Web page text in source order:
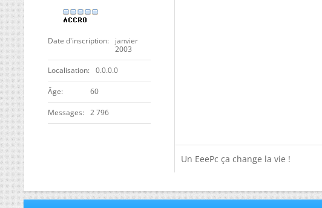
Date d'inscription
janvier
2003
Localisation 0.0.0.0
ge 60
Messages 2 796
Un EeePc ça change la vie !